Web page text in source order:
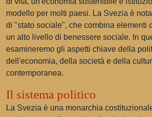
modello per molti paesi. La Svezia è
di "stato sociale", che combina elementi
un alto livello di benessere sociale. In
esamineremo gli aspetti chiave della
dell'economia, della società e della
contemporanea.
Il sistema politico
La Svezia è una monarchia